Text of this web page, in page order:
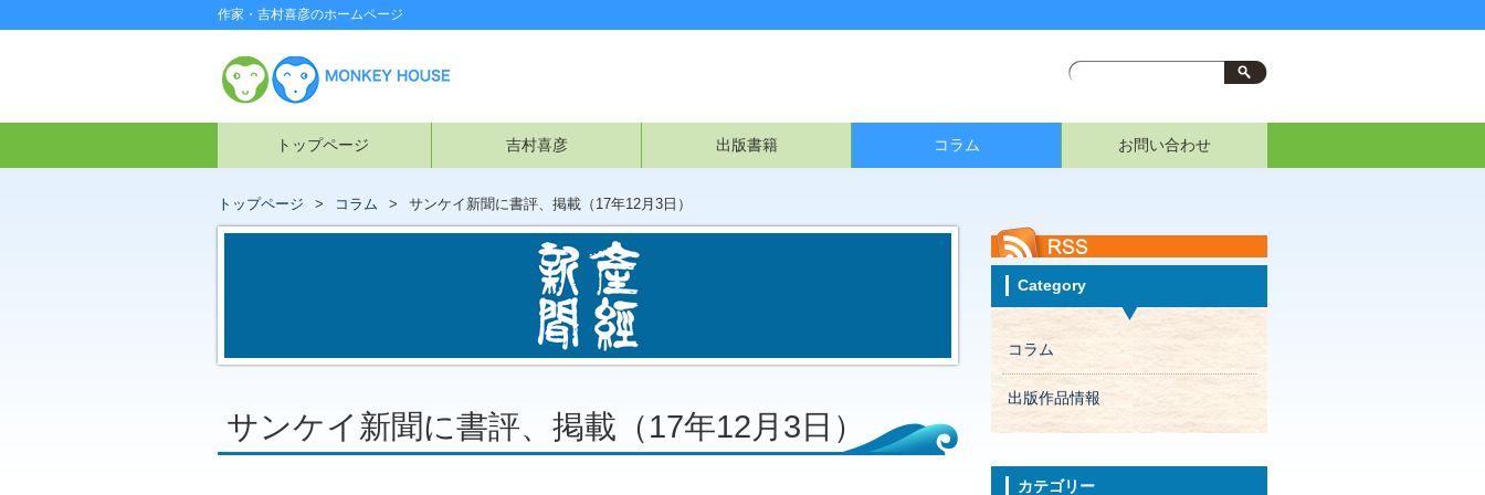
作家・吉村喜彦のホームページ
トップページ 吉村喜彦 出版書籍 コラム お問い合わせ
トップページ コラム サンケイ新聞に書評、掲載（17年12月3日）
サンケイ新聞に書評、掲載（17年12月3日）
Category
コラム
出版作品情報
カテゴリー